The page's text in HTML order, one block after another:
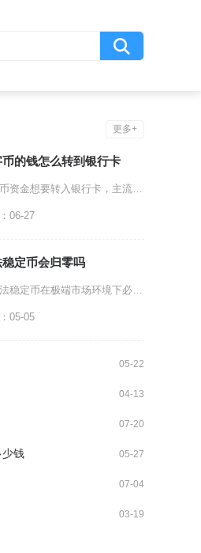
更多+
的钱怎么转到银行卡
数字币资金想要转入银行卡，主流实操路径以交易所OTC场外交易变现划转、境外合规平台法币提现
06-27
定币会归零吗
纯算法稳定币在极端市场环境下必然面临归零风险，这并非偶然事件，而是其底层机制存在的致命缺陷
05-05
05-22
04-13
07-20
少钱 05-27
07-04
03-19